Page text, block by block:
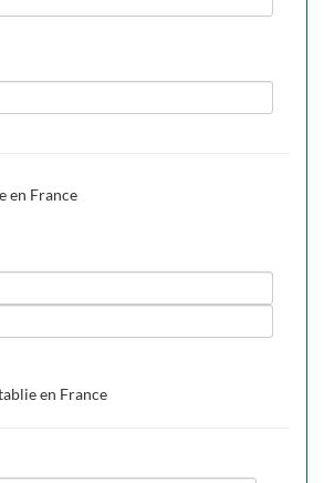
en France
en France